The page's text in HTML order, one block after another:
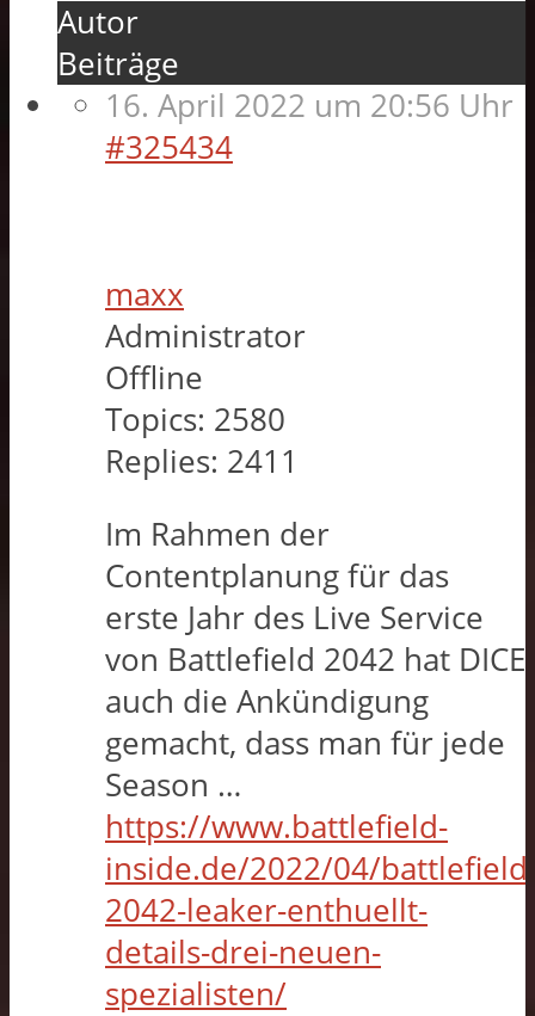
Autor
Beiträge
16. April 2022 um 20:56 Uhr
#325434
maxx
Administrator
Offline
Topics: 2580
Replies: 2411
Im Rahmen der
Contentplanung für das
erste Jahr des Live Service
von Battlefield 2042 hat DICE
auch die Ankündigung
gemacht, dass man für jede
Season …
https://www.battlefield-
inside.de/2022/04/
2042-leaker-enthuellt-
details-drei-neuen-
spezialisten/